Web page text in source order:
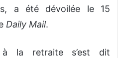
a été dévoilée le 15
Daily Mail.
à la retraite s’est dit